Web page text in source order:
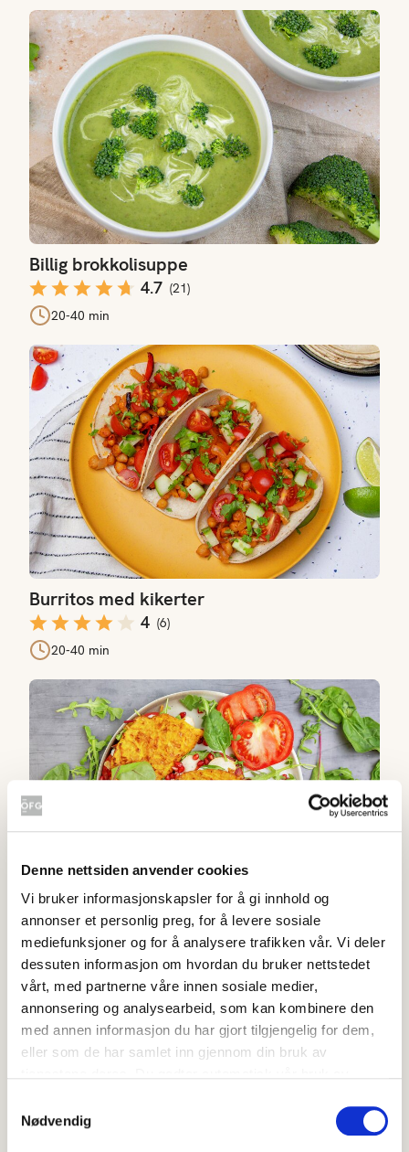
Denne nettsiden anvender cookies
Vi bruker informasjonskapsler for å gi innhold og
annonser et personlig preg, for å levere sosiale
mediefunksjoner og for å analysere trafikken vår. Vi deler
dessuten informasjon om hvordan du bruker nettstedet
vårt, med partnerne våre innen sosiale medier,
annonsering og analysearbeid, som kan kombinere den
med annen informasjon du har gjort tilgjengelig for dem,
eller som de har samlet inn gjennom din bruk av
Nødvendig
Billig brokkolisuppe
4.7 (21)
20-40 min
Billig brokkolisuppe
Burritos med kikerter
4 (6)
20-40 min
Burritos med kikerter
Proteinrik gulrotwrap
4.4
)
20-40 min
Proteinrik gulrotwrap
Grønnsakwok med eggnudler